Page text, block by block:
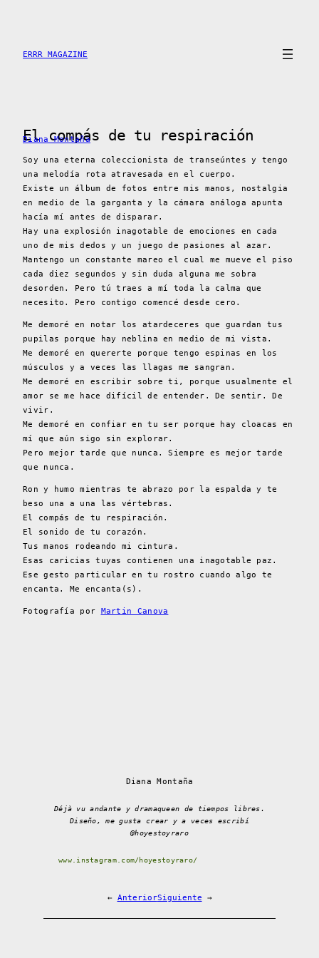
contenido
ERRR MAGAZINE
El compás de tu respiración
Diana Montaña
Soy una eterna coleccionista de transeúntes y tengo
una melodía rota atravesada en el cuerpo.
Existe un álbum de fotos entre mis manos, nostalgia
en medio de la garganta y la cámara análoga apunta
hacía mí antes de disparar.
Hay una explosión inagotable de emociones en cada
uno de mis dedos y un juego de pasiones al azar.
Mantengo un constante mareo el cual me mueve el piso
cada diez segundos y sin duda alguna me sobra
desorden. Pero tú traes a mí toda la calma que
necesito. Pero contigo comencé desde cero.
Me demoré en notar los atardeceres que guardan tus
pupilas porque hay neblina en medio de mi vista.
Me demoré en quererte porque tengo espinas en los
músculos y a veces las llagas me sangran.
Me demoré en escribir sobre ti, porque usualmente el
amor se me hace difícil de entender. De sentir. De
vivir.
Me demoré en confiar en tu ser porque hay cloacas en
mí que aún sigo sin explorar.
Pero mejor tarde que nunca. Siempre es mejor tarde
que nunca.
Ron y humo mientras te abrazo por la espalda y te
beso una a una las vértebras.
El compás de tu respiración.
El sonido de tu corazón.
Tus manos rodeando mi cintura.
Esas caricias tuyas contienen una inagotable paz.
Ese gesto particular en tu rostro cuando algo te
encanta. Me encanta(s).
Fotografía por Martin Canova
Diana Montaña
Déjà vu andante y dramaqueen de tiempos libres.
Diseño, me gusta crear y a veces escribí
@hoyestoyraro
www.instagram.com/hoyestoyraro/
← AnteriorSiguiente →